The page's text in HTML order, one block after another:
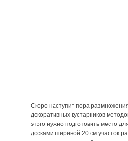
Скоро наступит пора
декоративных кустарников
этого нужно подготовить место
досками шириной 20 см участок